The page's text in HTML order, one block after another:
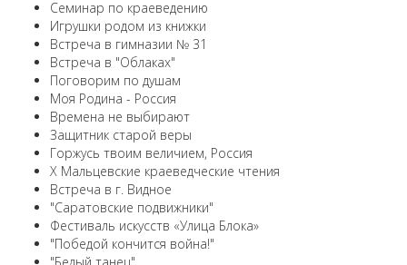
Семинар по краеведению
Игрушки родом из книжки
Встреча в гимназии № 31
Встреча в "Облаках"
Поговорим по душам
Моя Родина - Россия
Времена не выбирают
Защитник старой веры
Горжусь твоим величием, Россия
X Мальцевские краеведческие чтения
Встреча в г. Видное
"Саратовские подвижники"
Фестиваль искусств «Улица Блока»
"Победой кончится война!"